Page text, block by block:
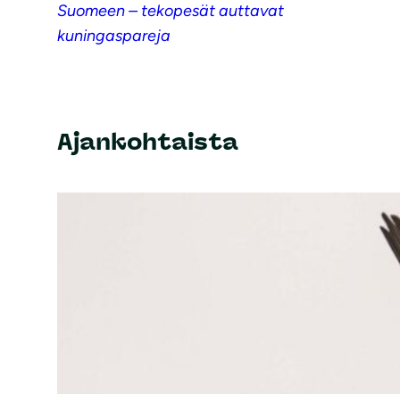
Suomeen – tekopesät auttavat
kuningaspareja
Ajankohtaista